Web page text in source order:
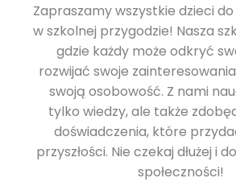
Zapraszamy wszystkie dzieci do
w szkolnej przygodzie! Nasza
gdzie każdy może odkryć
rozwijać swoje
swoją osobowość. Z nami
tylko wiedzy, ale także
doświadczenia, które
przyszłości. Nie czekaj dłużej i
społeczności!